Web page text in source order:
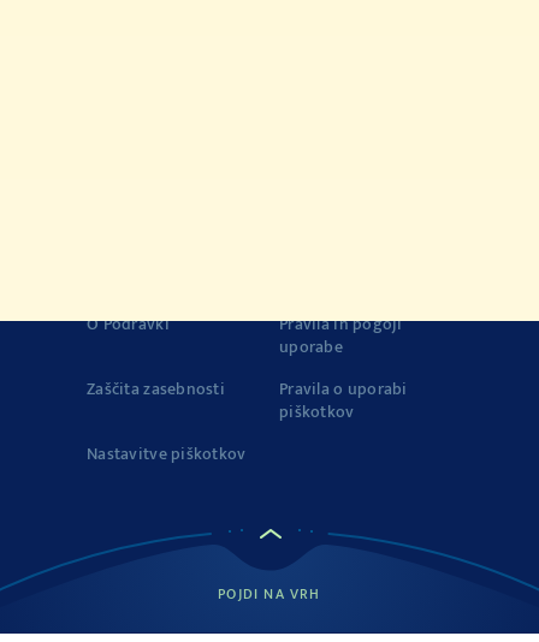
O Podravki
Pravila in pogoji
uporabe
Zaščita zasebnosti
Pravila o uporabi
piškotkov
Nastavitve piškotkov
POJDI NA VRH